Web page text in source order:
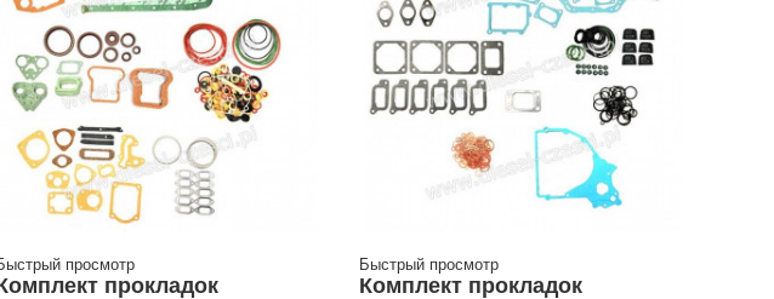
просмотр
прокладок
Быстрый просмотр
Комплект прокладок